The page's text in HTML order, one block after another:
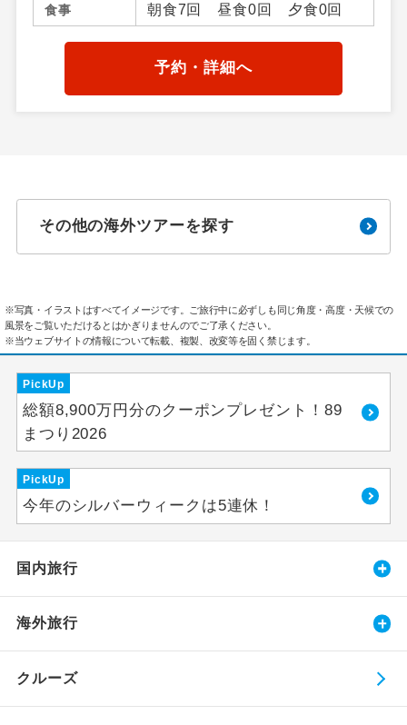
食事 朝食7回 昼食0回 夕食0回
予約・詳細へ
その他の海外ツアーを探す
※写真・イラストはすべてイメージです。ご旅行中に必ずしも同じ角度・高度・天候での
風景をご覧いただけるとはかぎりませんのでご了承ください。
※当ウェブサイトの情報について転載、複製、改変等を固く禁じます。
PickUp
総額8,900万円分のクーポンプレゼント！89
まつり2026
PickUp
今年のシルバーウィークは5連休！
国内旅行
海外旅行
クルーズ